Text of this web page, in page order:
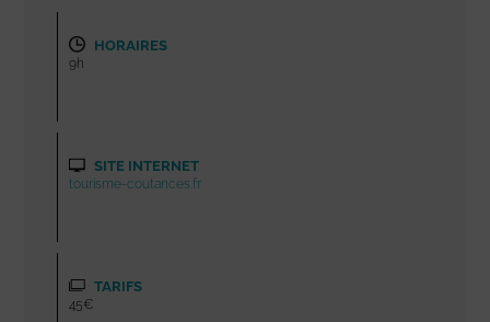
HORAIRES
9h
SITE INTERNET
tourisme-coutances.fr
TARIFS
45€